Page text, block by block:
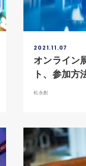
2021.11.07
オンライン
ト、参加方
松永創